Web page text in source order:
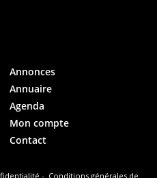
Annonces
Annuaire
Agenda
Mon compte
Contact
- Conditions générales de